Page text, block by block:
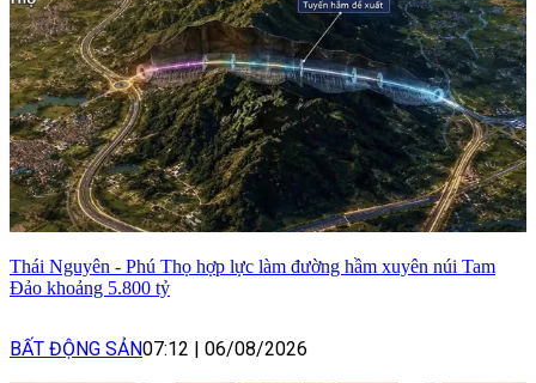
Thái Nguyên - Phú Thọ hợp lực làm đường hầm xuyên núi Tam
Đảo khoảng 5.800 tỷ
BẤT ĐỘNG SẢN07:12 06/08/2026